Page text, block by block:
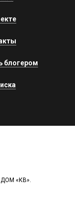
блогером
«КВ».